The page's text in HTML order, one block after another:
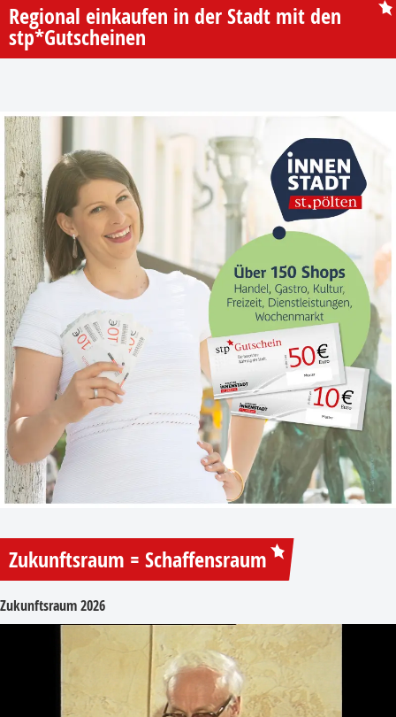
Regional einkaufen in der Stadt mit den
stp*Gutscheinen
Zukunftsraum = Schaffensraum
Zukunftsraum 2026